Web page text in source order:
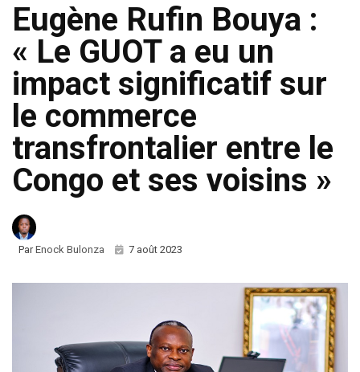
Eugène Rufin Bouya :
« Le GUOT a eu un
impact significatif sur
le commerce
transfrontalier entre le
Congo et ses voisins »
ParEnock Bulonza 7 août 2023